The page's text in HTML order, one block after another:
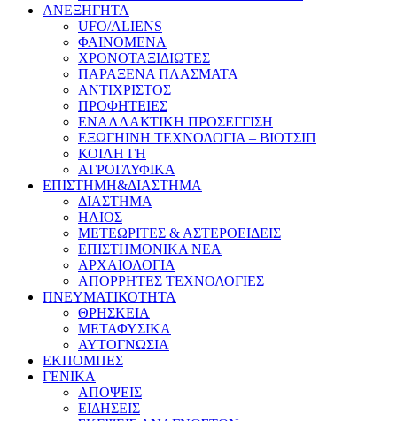
ΑΝΕΞΗΓΗΤΑ
UFO/ALIENS
ΦΑΙΝΟΜΕΝΑ
ΧΡΟΝΟΤΑΞΙΔΙΩΤΕΣ
ΠΑΡΑΞΕΝΑ ΠΛΑΣΜΑΤΑ
ΑΝΤΙΧΡΙΣΤΟΣ
ΠΡΟΦΗΤΕΙΕΣ
ΕΝΑΛΛΑΚΤΙΚΗ ΠΡΟΣΕΓΓΙΣΗ
ΕΞΩΓΗΙΝΗ ΤΕΧΝΟΛΟΓΙΑ – ΒΙΟΤΣΙΠ
ΚΟΙΛΗ ΓΗ
ΑΓΡΟΓΛΥΦΙΚΑ
ΕΠΙΣΤΗΜΗ&ΔΙΑΣΤΗΜΑ
ΔΙΑΣΤΗΜΑ
ΗΛΙΟΣ
ΜΕΤΕΩΡΙΤΕΣ & ΑΣΤΕΡΟΕΙΔΕΙΣ
ΕΠΙΣΤΗΜΟΝΙΚΑ ΝΕΑ
ΑΡΧΑΙΟΛΟΓΙΑ
ΑΠΟΡΡΗΤΕΣ ΤΕΧΝΟΛΟΓΙΕΣ
ΠΝΕΥΜΑΤΙΚΟΤΗΤΑ
ΘΡΗΣΚΕΙΑ
ΜΕΤΑΦΥΣΙΚΑ
ΑΥΤΟΓΝΩΣΙΑ
ΕΚΠΟΜΠΕΣ
ΓΕΝΙΚΑ
ΑΠΟΨΕΙΣ
ΕΙΔΗΣΕΙΣ